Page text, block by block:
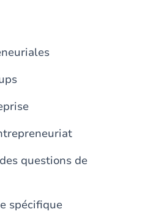
questions de
spécifique